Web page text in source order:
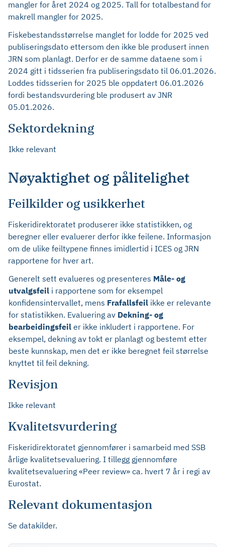
mangler for året 2024 og 2025. Tall for totalbestand for
makrell mangler for 2025.
Fiskebestandsstørrelse manglet for lodde for 2025 ved
publiseringsdato ettersom den ikke ble produsert innen
JRN som planlagt. Derfor er de samme dataene som i
2024 gitt i tidsserien fra publiseringsdato til 06.01.2026.
Loddes tidsserien for 2025 ble oppdatert 06.01.2026
fordi bestandsvurdering ble produsert av JNR
05.01.2026.
Sektordekning
Ikke relevant
Nøyaktighet og pålitelighet
Feilkilder og usikkerhet
Fiskeridirektoratet produserer ikke statistikken, og
beregner eller evaluerer derfor ikke feilene. Informasjon
om de ulike feiltypene finnes imidlertid i ICES og JRN
rapportene for hver art.
Generelt sett evalueres og presenteres Måle- og
utvalgsfeil i rapportene som for eksempel
konfidensintervallet, mens Frafallsfeil ikke er relevante
for statistikken. Evaluering av Dekning- og
bearbeidingsfeil er ikke inkludert i rapportene. For
eksempel, dekning av tokt er planlagt og bestemt etter
beste kunnskap, men det er ikke beregnet feil størrelse
knyttet til feil dekning.
Revisjon
Ikke relevant
Kvalitetsvurdering
Fiskeridirektoratet gjennomfører i samarbeid med SSB
årlige kvalitetsevaluering. I tillegg gjennomføre
kvalitetsevaluering «Peer review» ca. hvert 7 år i regi av
Eurostat.
Relevant dokumentasjon
Se datakilder.